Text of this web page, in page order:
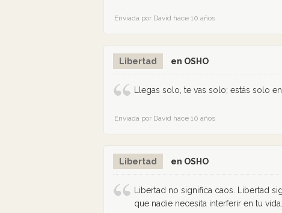
Enviada por David hace 10 años
Libertad en OSHO
Llegas solo, te vas solo; estás solo
Enviada por David hace 10 años
Libertad en OSHO
Libertad no significa caos. Libertad
que nadie necesita interferir en tu vida.